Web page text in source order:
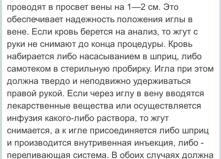
проводят в просвет вены на 1—2 см. Это
обеспечивает надежность положения иглы в
вене. Если кровь берется на анализ, то жгут с
руки не снимают до конца процедуры. Кровь
набирается либо насасыванием в шприц, либо
самотеком в стерильную пробирку. Игла при этом
должна твердо и неподвижно удерживаться
правой рукой. Если через иглу в вену вводятся
лекарственные вещества или осуществляется
инфузия какого-либо раствора, то жгут
снимается, а к игле присоединяется либо шприц
и производится внутривенная инъекция, либо -
переливающая система. В обоих случаях должна